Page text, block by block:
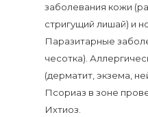
событием
Противопоказания
эпиляции
заболевания кожи
стригущий лишай) и
Паразитарные
чесотка).
(дерматит, экзема,
Псориаз в зоне
Ихтиоз.